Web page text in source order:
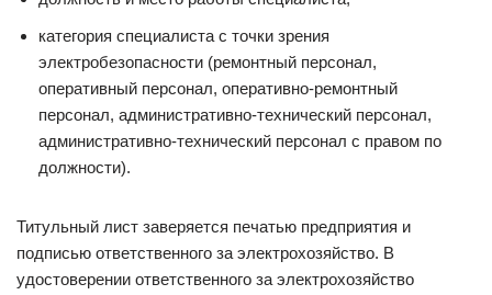
категория специалиста с точки зрения
электробезопасности (ремонтный персонал,
оперативный персонал, оперативно-ремонтный
персонал, административно-технический персонал,
административно-технический персонал с правом по
должности).
Титульный лист заверяется печатью предприятия и
подписью ответственного за электрохозяйство. В
удостоверении ответственного за электрохозяйство